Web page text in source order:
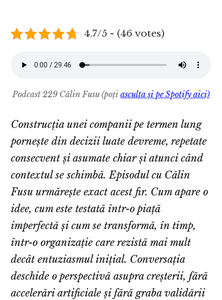
4.7/5 - (46 votes)
Podcast 229 Călin Fusu (poți asculta și pe Spotify aici)
Construcția unei companii pe termen lung
pornește din decizii luate devreme, repetate
consecvent și asumate chiar și atunci când
contextul se schimbă. Episodul cu Călin
Fusu urmărește exact acest fir. Cum apare o
idee, cum este testată într-o piață
imperfectă și cum se transformă, în timp,
într-o organizație care rezistă mai mult
decât entuziasmul inițial. Conversația
deschide o perspectivă asupra creșterii, fără
accelerări artificiale și fără graba validării